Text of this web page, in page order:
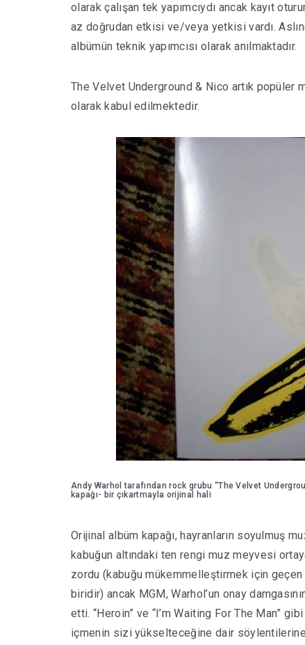
olarak çalışan tek yapımcıydı ancak kayıt
az doğrudan etkisi ve/veya yetkisi vardı.
albümün teknik yapımcısı olarak anılmaktadır.
The Velvet Underground & Nico artık
olarak kabul edilmektedir.
Andy Warhol tarafından rock grubu “The Velvet
kapağı- bir çıkartmayla orijinal hali
Orijinal albüm kapağı, hayranların soyulmuş
kabuğun altındaki ten rengi muz meyvesi
zordu (kabuğu mükemmelleştirmek için geçen
biridir) ancak MGM, Warhol’un onay
etti. “Heroin” ve “I’m Waiting For The Man”
içmenin sizi yükselteceğine dair söylentilerine